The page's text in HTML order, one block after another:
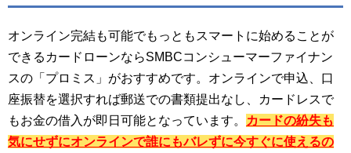
オンライン完結も可能でもっともスマートに始めることが
できるカードローンならSMBCコンシューマーファイナン
スの「プロミス」がおすすめです。オンラインで申込、口
座振替を選択すれば郵送での書類提出なし、カードレスで
もお金の借入が即日可能となっています。
カードの紛失も
気にせずにオンラインで誰にもバレずに今すぐに使えるの